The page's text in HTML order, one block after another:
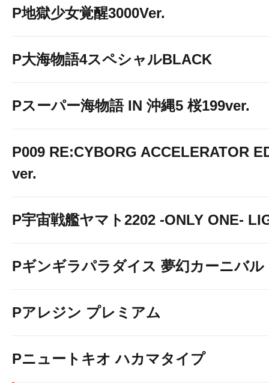
P地獄少女覚醒3000Ver.
P大海物語4スペシャルBLACK
Pスーパー海物語 IN 沖縄5 桜199ver.
P009 RE:CYBORG ACCELERATOR
ver.
P宇宙戦艦ヤマト2202 -ONLY ONE-
Pギンギラパラダイス 夢幻カーニバル
Pアレジン プレミアム
Pニュートキオ ハカマタイプ